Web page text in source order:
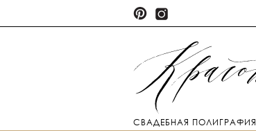
СВАДЕБНАЯ ПОЛИГРАФИЯ